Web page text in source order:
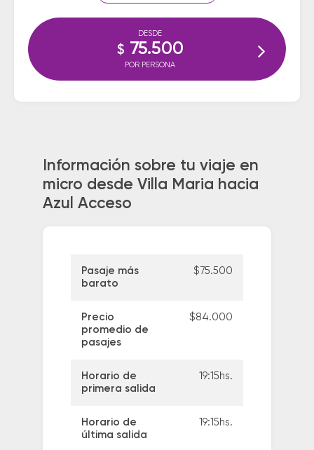
DESDE
$ 75.500
POR PERSONA
Información sobre tu viaje en
micro desde Villa Maria hacia
Azul Acceso
Pasaje más
barato
$75.500
Precio
promedio de
pasajes
$84.000
Horario de
primera salida
19:15hs.
Horario de
última salida
19:15hs.